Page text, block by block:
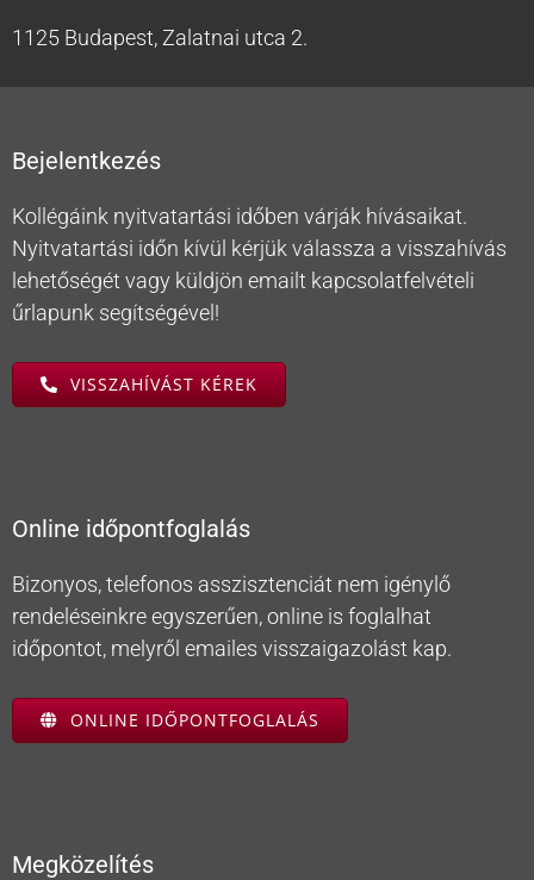
1125 Budapest, Zalatnai utca 2.
Bejelentkezés
Kollégáink nyitvatartási időben várják hívásaikat.
Nyitvatartási időn kívül kérjük válassza a visszahívás
lehetőségét vagy küldjön emailt kapcsolatfelvételi
űrlapunk segítségével!
VISSZAHÍVÁST KÉREK
Online időpontfoglalás
Bizonyos, telefonos asszisztenciát nem igénylő
rendeléseinkre egyszerűen, online is foglalhat
időpontot, melyről emailes visszaigazolást kap.
ONLINE IDŐPONTFOGLALÁS
Megközelítés